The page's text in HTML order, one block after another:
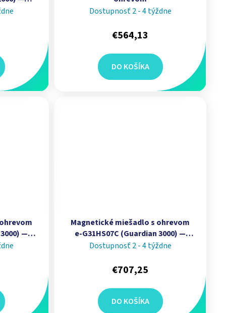
°C I
Dostupnosť 2 - 4 týždne
€564,13
DO KOŠÍKA
—
platňa
Magnetické miešadlo s ohrevom
e‑G31HS07C (Guardian 3000) —
kapacita 15 L, keramická platňa
Dostupnosť 2 - 4 týždne
€707,25
DO KOŠÍKA